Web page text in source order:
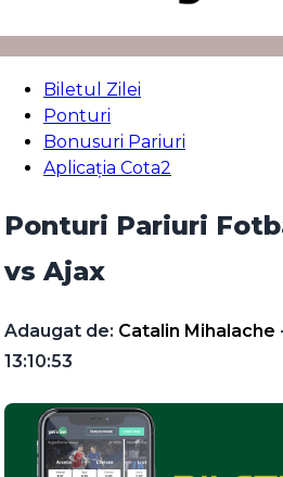
Biletul Zilei
Ponturi
Bonusuri Pariuri
Aplicația Cota2
Ponturi Pariuri
vs Ajax
Adaugat de: Catalin Mihalache
13:10:53